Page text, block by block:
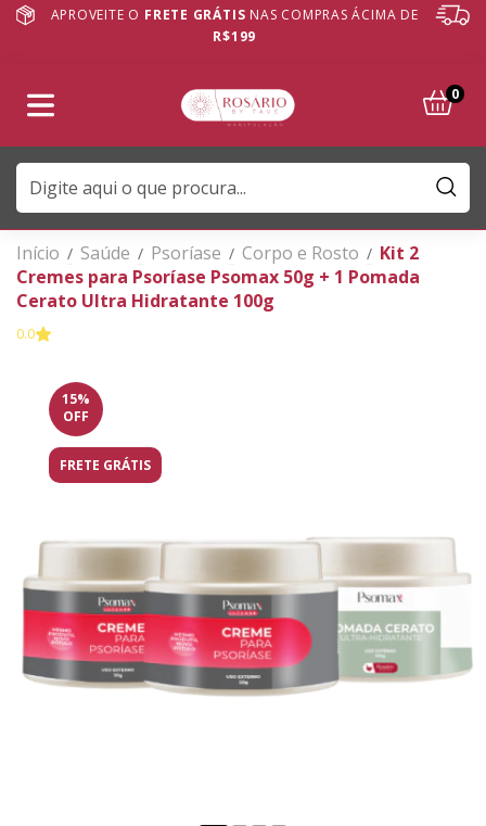
APROVEITE O FRETE GRÁTIS NAS COMPRAS ÁCIMA DE
R$199
0
Início / Saúde / Psoríase / Corpo e Rosto / Kit 2
Cremes para Psoríase Psomax 50g + 1 Pomada
Cerato Ultra Hidratante 100g
0.0
15%
OFF
FRETE GRÁTIS